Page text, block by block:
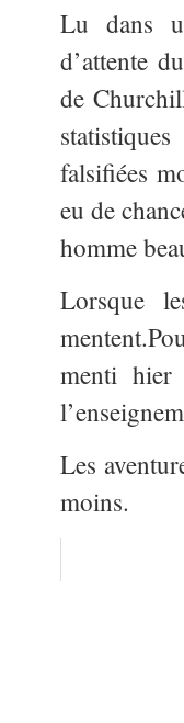
Lu dans
d’attente
de
falsifiées
eu de
homme
Lorsque
menti
Les
moins.